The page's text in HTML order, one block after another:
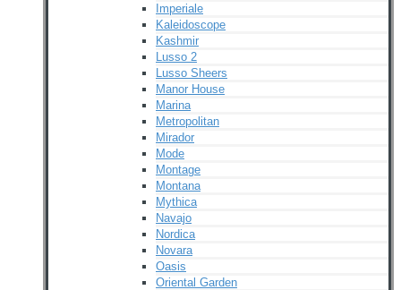
Imperiale
Kaleidoscope
Kashmir
Lusso 2
Lusso Sheers
Manor House
Marina
Metropolitan
Mirador
Mode
Montage
Montana
Mythica
Navajo
Nordica
Novara
Oasis
Oriental Garden